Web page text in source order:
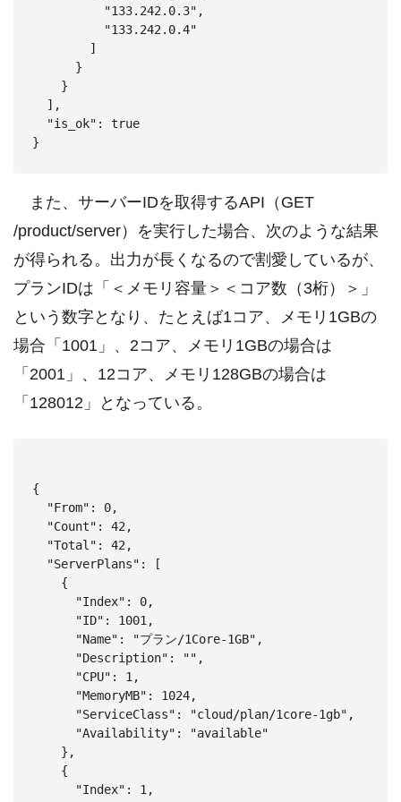
          "133.242.0.3",
          "133.242.0.4"
        ]
      }
    }
  ],
  "is_ok": true
また、サーバーIDを取得するAPI（GET
/product/server）を実行した場合、次のような結果
が得られる。出力が長くなるので割愛しているが、
プランIDは「＜メモリ容量＞＜コア数（3桁）＞」
という数字となり、たとえば1コア、メモリ1GBの
場合「1001」、2コア、メモリ1GBの場合は
「2001」、12コア、メモリ128GBの場合は
「128012」となっている。
{
  "From": 0,
  "Count": 42,
  "Total": 42,
  "ServerPlans": [
    {
      "Index": 0,
      "ID": 1001,
      "Name": "プラン/1Core-1GB",
      "Description": "",
      "CPU": 1,
      "MemoryMB": 1024,
      "ServiceClass": "cloud/plan/1core-1gb",
      "Availability": "available"
    },
    {
      "Index": 1,